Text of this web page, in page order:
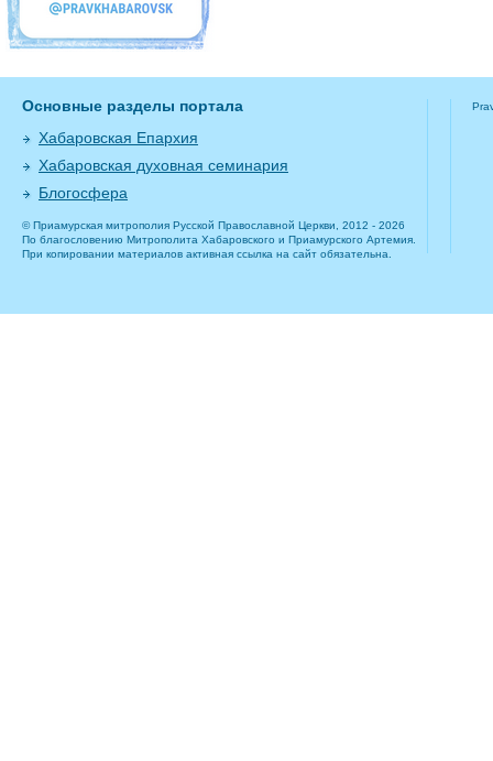
Основные разделы портала
Хабаровская Епархия
Хабаровская духовная семинария
Блогосфера
© Приамурская митрополия Русской Православной Церкви, 2012 - 2026
По благословению Митрополита Хабаровского и Приамурского Артемия.
При копировании материалов активная ссылка на сайт обязательна.